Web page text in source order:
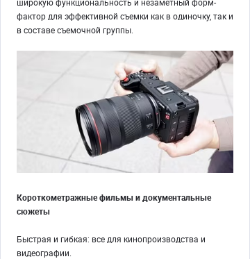
фактор для эффективной съемки как в одиночку, так и
в составе съемочной группы.
Короткометражные фильмы и документальные
сюжеты
Быстрая и гибкая: все для кинопроизводства и
видеографии.